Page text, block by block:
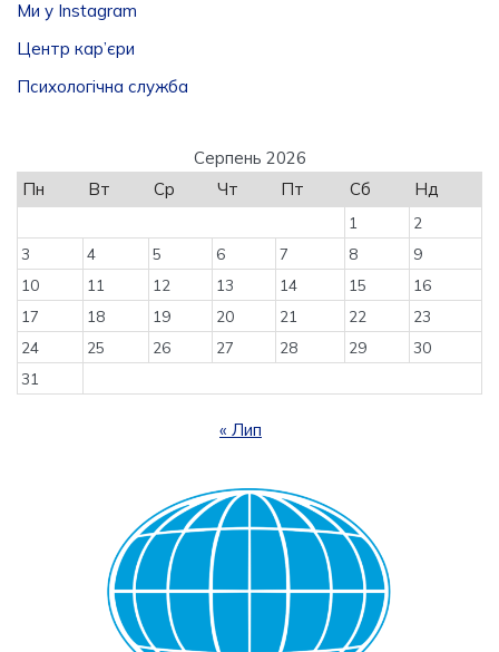
Ми у Instagram
Центр кар’єри
Психологічна служба
Серпень 2026
Пн
Вт Ср Чт Пт Сб Нд
1
2
3
4 5 6 7 8
9
10
11 12 13 14 15
16
17
18 19 20 21 22
23
24
25 26 27 28 29
30
31
« Лип